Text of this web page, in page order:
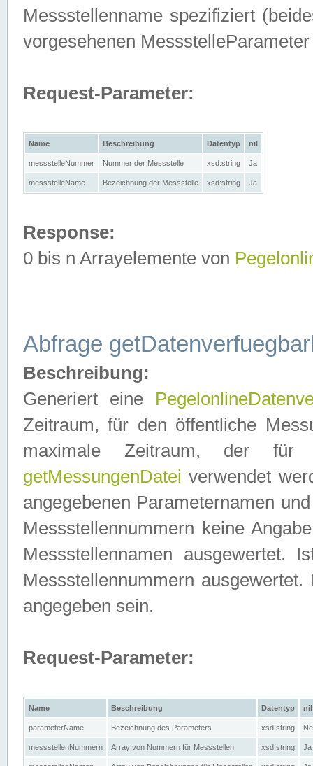
Messstellenname spezifiziert
vorgesehenen
Request-Parameter:
Name Beschreibung Datentyp nil
messstelleNummer Nummer der Messstelle xsd:string Ja
messstelleName Bezeichnung der Messstelle xsd:string Ja
Response:
0 bis n Arrayelemente von
Abfrage
Beschreibung:
Generiert eine
Zeitraum, für den öffentliche
maximale Zeitraum, der
getMessungenDatei verwendet
angegebenen Parameternamen
Messstellennummern keine
Messstellennamen ausgewertet.
Messstellennummern
angegeben sein.
Request-Parameter:
Name Beschreibung Datentyp nil
parameterName Bezeichnung des Parameters xsd:string
messstellenNummern Array von Nummern für Messstellen xsd:string Ja